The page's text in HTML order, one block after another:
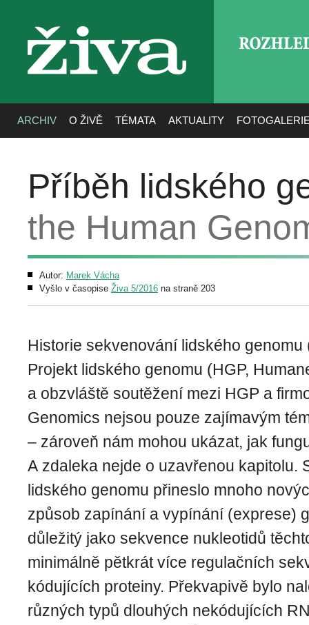
živa
ARCHIV O ŽIVĚ TÉMATA AKTUALITY
Příběh lidského
the Human
Autor: Marek Vácha
Vyšlo v časopise Živa 5/2016 na straně 203
Historie sekvenování lidského genomu
Projekt lidského genomu (HGP,
a obzvláště soutěžení mezi HGP a
Genomics nejsou pouze zajímavým
– zároveň nám mohou ukázat, jak
A zdaleka nejde o uzavřenou kapitolu.
lidského genomu přineslo mnoho
způsob zapínání a vypínání (exprese)
důležitý jako sekvence nukleotidů
minimálně pětkrát více regulačních
kódujících proteiny. Překvapivě bylo
různých typů dlouhých nekódujících